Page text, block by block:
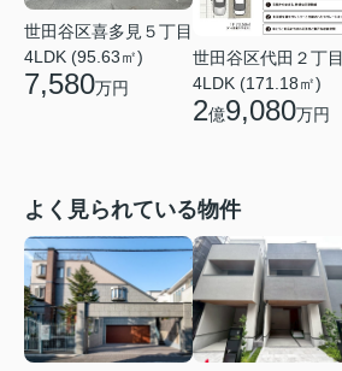
世田谷区喜多見５丁目
4LDK (95.63㎡)
7,580万円
世田谷区代田２丁目
4LDK (171.18㎡)
2億9,080万円
よく見られている物件